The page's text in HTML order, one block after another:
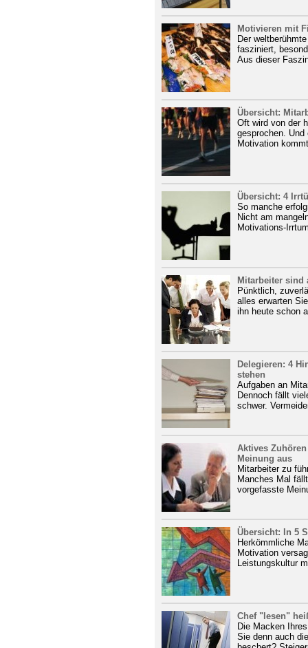
Motivieren mit
Der
fasziniert,
Aus dieser
Übersicht:
Oft wird von der
gesprochen.
Motivation
Übersicht: 4
So manche
Nicht am
Motivations-
Mitarbeiter sind
Pünktlich,
alles erwarten
ihn heute schon
Delegieren: 4
stehen
Aufgaben an
Dennoch fällt
schwer.
Aktives
Meinung aus
Mitarbeiter zu
Manches Mal
vorgefasste
Übersicht: In 5
Herkömmliche
Motivation
Leistungskultur
Chef "lesen"
Die Macken
Sie denn auch